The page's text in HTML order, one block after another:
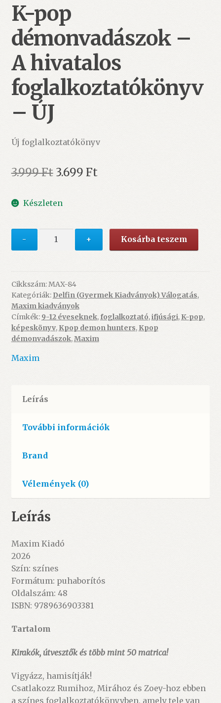
K-pop
démonvadászok –
A hivatalos
foglalkoztatókönyv
– ÚJ
Új foglalkoztatókönyv
3.999Ft Original
was:
3.699 FtCurrent
Készleten
-
–
A
hivatalos
foglalkoztatókönyv
-
ÚJ
mennyiség
+ Kosárba teszem
Cikkszám:MAX-84
Kategóriák: Delfin (Gyermek Kiadványok) Válogatás,
Maxim kiadványok
Címkék: 9-12 éveseknek, foglalkoztató,ifjúsági, K-pop,
képeskönyv, Kpop demon hunters, Kpop
démonvadászok,Maxim
Maxim
Leírás
További információk
Brand
Vélemények (0)
Leírás
Maxim Kiadó
2026
Szín: színes
Formátum: puhaborítós
Oldalszám: 48
ISBN: 9789636903381
Tartalom
Kirakók, útvesztők és több mint 50 matrica!
Vigyázz, hamisítják!
Csatlakozz Rumihoz, Mirához és Zoey-hoz ebben
a színes foglalkoztatókönyvben, amely tele van